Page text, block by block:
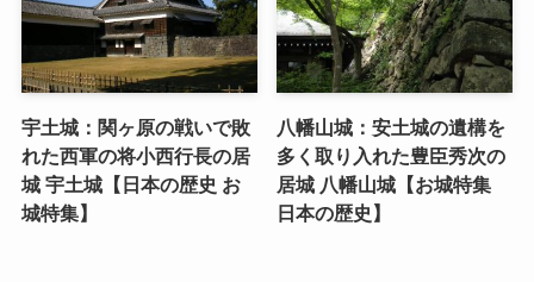
宇土城：関ヶ原の戦いで敗
れた西軍の将小西行長の居
城 宇土城【日本の歴史 お
城特集】
八幡山城：安土城の遺構を
多く取り入れた豊臣秀次の
居城 八幡山城【お城特集
日本の歴史】